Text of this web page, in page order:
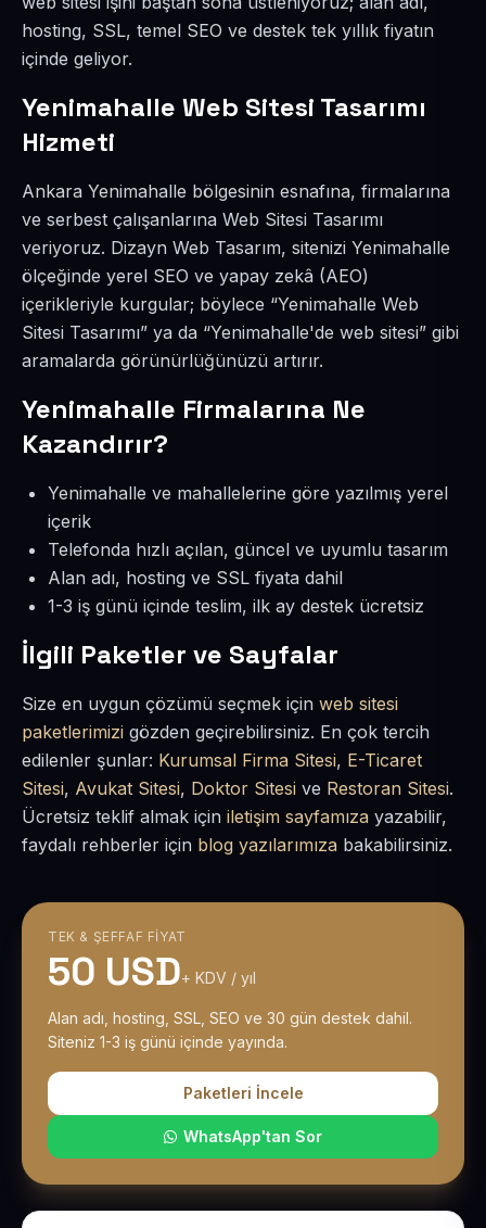
hosting, SSL, temel SEO ve destek tek yıllık fiyatın
içinde geliyor.
Yenimahalle Web Sitesi Tasarımı
Hizmeti
Ankara Yenimahalle bölgesinin esnafına, firmalarına
ve serbest çalışanlarına Web Sitesi Tasarımı
veriyoruz. Dizayn Web Tasarım, sitenizi Yenimahalle
ölçeğinde yerel SEO ve yapay zekâ (AEO)
içerikleriyle kurgular; böylece “Yenimahalle Web
Sitesi Tasarımı” ya da “Yenimahalle'de web sitesi” gibi
aramalarda görünürlüğünüzü artırır.
Yenimahalle Firmalarına Ne
Kazandırır?
Yenimahalle ve mahallelerine göre yazılmış yerel
içerik
Telefonda hızlı açılan, güncel ve uyumlu tasarım
Alan adı, hosting ve SSL fiyata dahil
1-3 iş günü içinde teslim, ilk ay destek ücretsiz
İlgili Paketler ve Sayfalar
Size en uygun çözümü seçmek için web sitesi
paketlerimizi gözden geçirebilirsiniz. En çok tercih
edilenler şunlar: Kurumsal Firma Sitesi, E-Ticaret
Sitesi, Avukat Sitesi, Doktor Sitesi ve Restoran Sitesi.
Ücretsiz teklif almak için iletişim sayfamıza yazabilir,
faydalı rehberler için blog yazılarımıza bakabilirsiniz.
TEK & ŞEFFAF FIYAT
50 USD+ KDV / yıl
Alan adı, hosting, SSL, SEO ve 30 gün destek dahil.
Siteniz 1-3 iş günü içinde yayında.
Paketleri İncele
WhatsApp'tan Sor